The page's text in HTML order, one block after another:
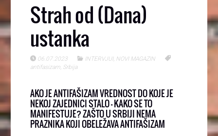
Strah od (Dana)
ustanka
06.07.2023 INTERVJUI, NOVI MAGAZIN
antifasizam, Srbija
AKO JE ANTIFAŠIZAM VREDNOST DO KOJE JE
NEKOJ ZAJEDNICI STALO – KAKO SE TO
MANIFESTUJE? ZAŠTO U SRBIJI NEMA
PRAZNIKA KOJI OBELEŽAVA ANTIFAŠIZAM